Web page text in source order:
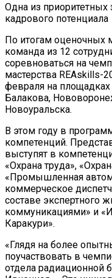
Одна из приоритетных
кадрового потенциала
По итогам оценочных
команда из 12
соревноваться на
мастерства REAskills-
февраля на
Балакова,
Новоуральска.
В этом году в
компетенций.
выступят в
«Охрана труда»,
«Промышленная
коммерческое
составе экспертного
коммуникациями» и
Каракури».
«Глядя на более
поучаствовать в
отдела радиационной